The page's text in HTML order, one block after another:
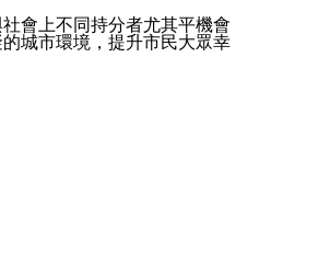
會上不同持分者尤其平機會
城市環境，提升市民大眾幸